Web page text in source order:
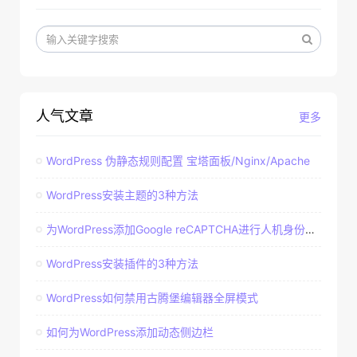
更多
人气文章
WordPress 伪静态规则配置 宝塔面板/Nginx/Apache
WordPress安装主题的3种方法
为WordPress添加Google reCAPTCHA进行人机身份验证
WordPress安装插件的3种方法
WordPress如何禁用古腾堡编辑器全屏模式
如何为WordPress添加动态侧边栏